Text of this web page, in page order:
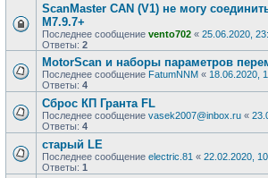
ScanMaster CAN (V1) не могу
М7.9.7+
Последнее сообщение vento702 « 25.06.2020,
Ответы: 2
MotorScan и наборы параметров
Последнее сообщение FatumNNM « 18.06.2020,
Ответы: 4
Сброс КП Гранта FL
Последнее сообщение vasek2007@inbox.ru «
Ответы: 4
старый LE
Последнее сообщение electric.81 « 22.02.2020,
Ответы: 1